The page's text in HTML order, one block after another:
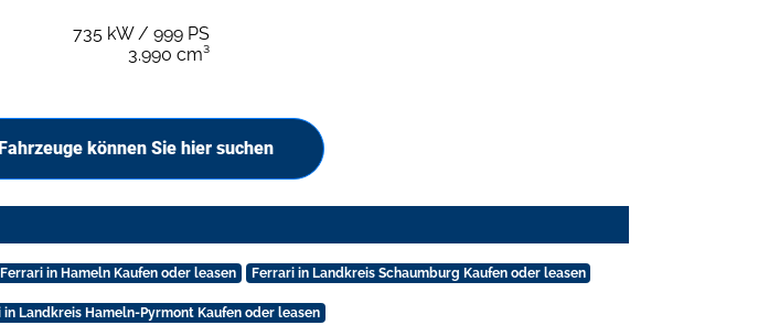
735 kW / 999 PS
3.990 cm³
können Sie hier suchen
Ferrari in Hameln Kaufen oder leasen Ferrari in Landkreis Schaumburg Kaufen oder leasen
in Landkreis Hameln-Pyrmont Kaufen oder leasen